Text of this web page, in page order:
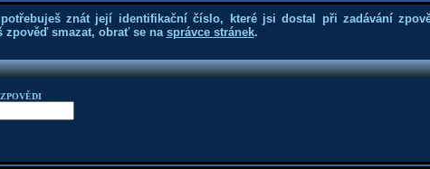
znát její identifikační číslo, které jsi dostal při zadávání
zpověď smazat, obrať se na správce stránek.